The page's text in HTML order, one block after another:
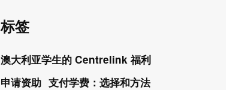
标签
澳大利亚学生的 Centrelink 福利
申请资助 支付学费：选择和方法